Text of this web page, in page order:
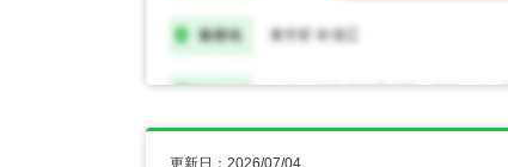
更新日：2026/07/04